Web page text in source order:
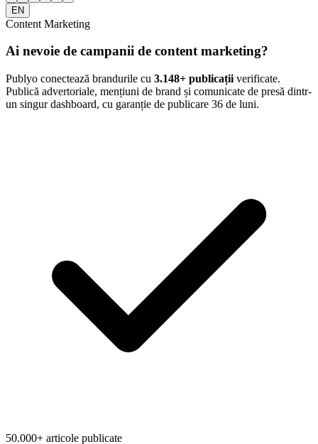
EN
Content Marketing
Ai nevoie de campanii de content marketing?
Publyo conectează brandurile cu 3.148+ publicații verificate.
Publică advertoriale, mențiuni de brand și comunicate de presă dintr-
un singur dashboard, cu garanție de publicare 36 de luni.
50.000+ articole publicate